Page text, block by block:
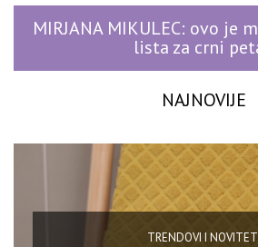
MIRJANA MIKULEC: ovo je
lista za crni
NAJNOVIJE
TRENDOVI I